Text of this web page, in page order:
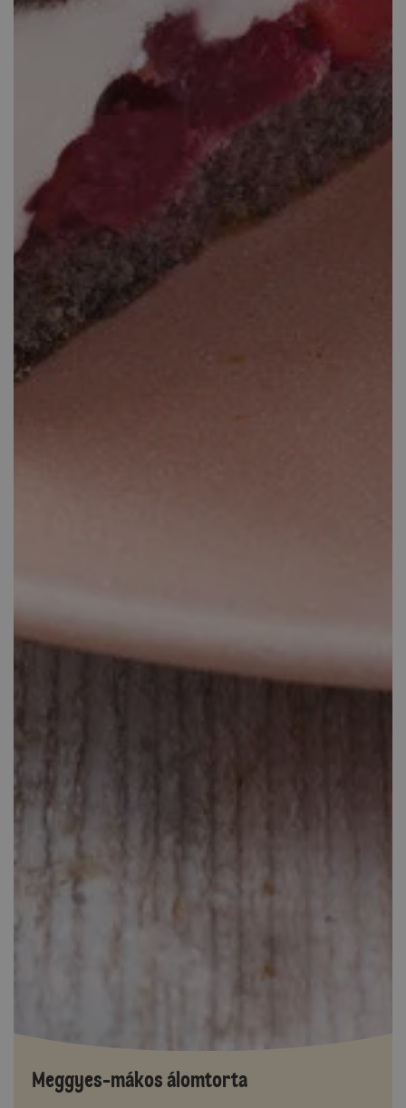
Meggyes-mákos álomtorta